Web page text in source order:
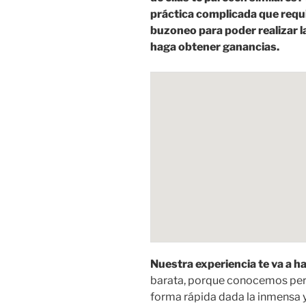
práctica complicada que
buzoneo para poder realizar
haga obtener ganancias.
Nuestra experiencia te va a
barata, porque conocemos
forma rápida dada la inmensa